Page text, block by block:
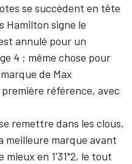
se succèdent en tête
Hamilton signe le
annulé pour un
4 ; même chose pour
de Max
référence, avec
remettre dans les clous,
meilleure marque avant
en 1'31"2, le tout